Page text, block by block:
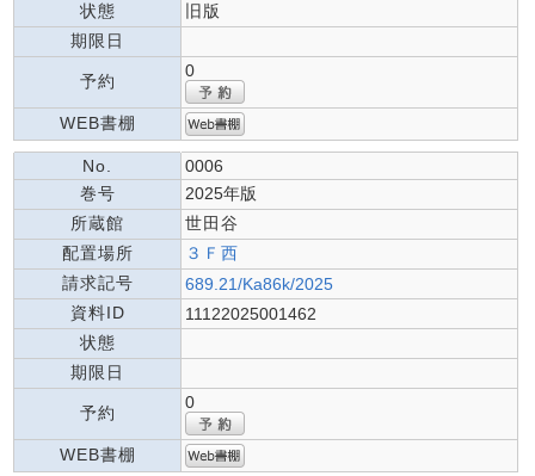
状態
旧版
期限日
予約
0
WEB書棚
No.
0006
巻号
2025年版
所蔵館
世田谷
配置場所
３Ｆ西
請求記号
689.21/Ka86k/2025
資料ID
11122025001462
状態
期限日
予約
0
WEB書棚